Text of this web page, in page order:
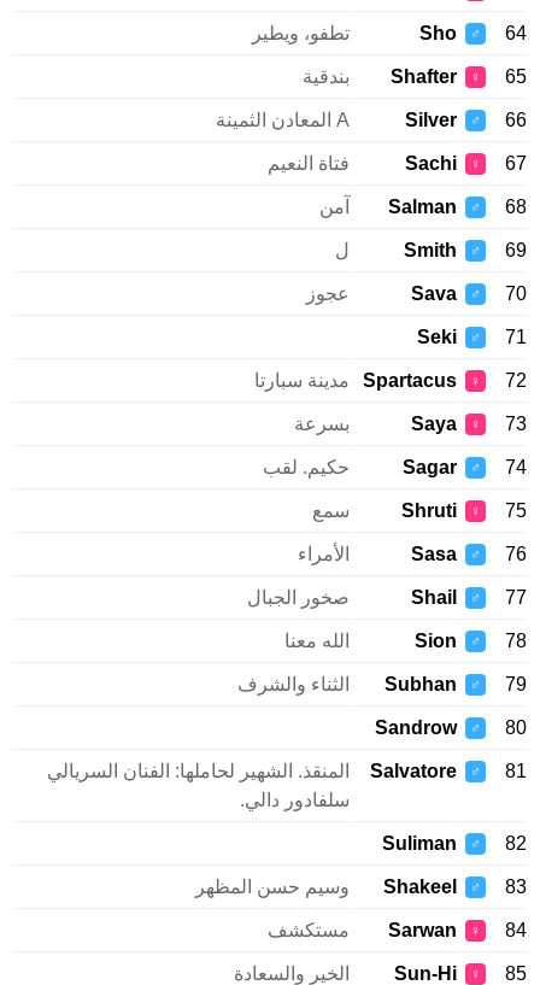
♂
Sho تطفو، ويطير
♀
Shafter بندقية
♂
Silver
♀
Sachi فتاة النعيم
♂
Salman
♂
Smith
♂
Sava عجوز
♂
Seki
♀
Spartacus مدينة سبارتا
♀
Saya بسرعة
♂
Sagar حكيم. لقب
♀
Shruti سمع
♂
Sasa الأمراء
♂
Shail صخور الجبال
♂
Sion الله معنا
♂
Subhan الثناء والشرف
♂
Sandrow
♂
Salvatore
المنقذ. الشهير لحاملها: الفنان السريالي
سلفادور دالي.
♂
Suliman
♂
Shakeel وسيم حسن المظهر
♀
Sarwan مستكشف
♀
Sun-Hi الخير والسعادة